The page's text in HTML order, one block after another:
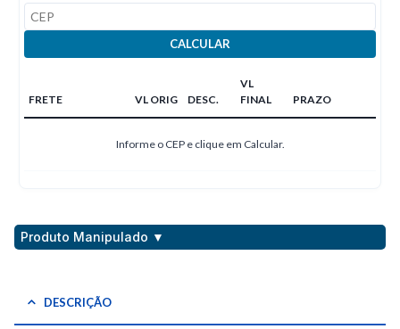
CALCULAR
FRETE VL ORIG DESC.
VL
FINAL
PRAZO
Informe o CEP e clique em Calcular.
Produto Manipulado ▼
DESCRIÇÃO